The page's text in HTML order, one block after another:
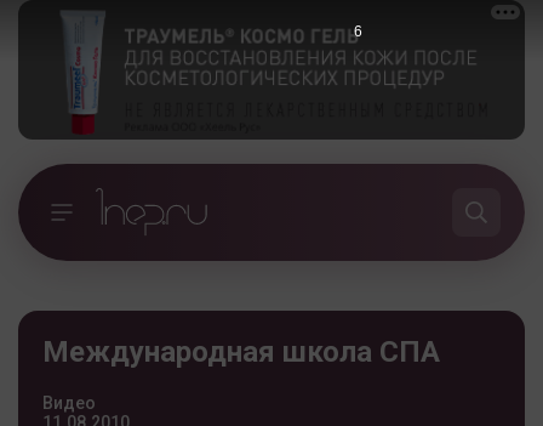
Международная школа СПА
Видео
5